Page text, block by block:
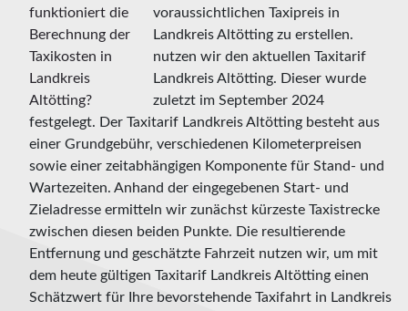
voraussichtlichen Taxipreis in
Landkreis Altötting zu erstellen.
nutzen wir den aktuellen Taxitarif
Landkreis Altötting. Dieser wurde
zuletzt im September 2024
festgelegt. Der Taxitarif Landkreis Altötting besteht aus
einer Grundgebühr, verschiedenen Kilometerpreisen
sowie einer zeitabhängigen Komponente für Stand- und
Wartezeiten. Anhand der eingegebenen Start- und
Zieladresse ermitteln wir zunächst kürzeste Taxistrecke
zwischen diesen beiden Punkte. Die resultierende
Entfernung und geschätzte Fahrzeit nutzen wir, um mit
dem heute gültigen Taxitarif Landkreis Altötting einen
Schätzwert für Ihre bevorstehende Taxifahrt in Landkreis